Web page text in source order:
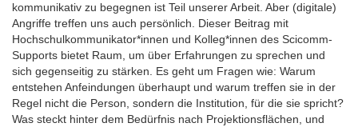
kommunikativ zu begegnen ist Teil unserer Arbeit. Aber (digitale)
Angriffe treffen uns auch persönlich. Dieser Beitrag mit
Hochschulkommunikator*innen und Kolleg*innen des Scicomm-
Supports bietet Raum, um über Erfahrungen zu sprechen und
sich gegenseitig zu stärken. Es geht um Fragen wie: Warum
entstehen Anfeindungen überhaupt und warum treffen sie in der
Regel nicht die Person, sondern die Institution, für die sie spricht?
Was steckt hinter dem Bedürfnis nach Projektionsflächen, und